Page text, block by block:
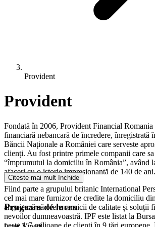
Provident
Provident
Fondată în 2006, Provident Financial Romania
financiară nebancară de încredere, înregistrată
Băncii Naționale a României care serveste
clienți. Au fost printre primele companii care
“împrumutul la domiciliu în România”, având
afaceri cu o istorie impresionantă de 140 de ani.
Fiind parte a grupului britanic International
cel mai mare furnizor de credite la domiciliu
angajează să ofere servicii de calitate și soluții
nevoilor dumneavoastră. IPF este listat la
peste 1,7 milioane de clienți în 9 țări europene,
Citeste mai mult Inchide
Program de lucru